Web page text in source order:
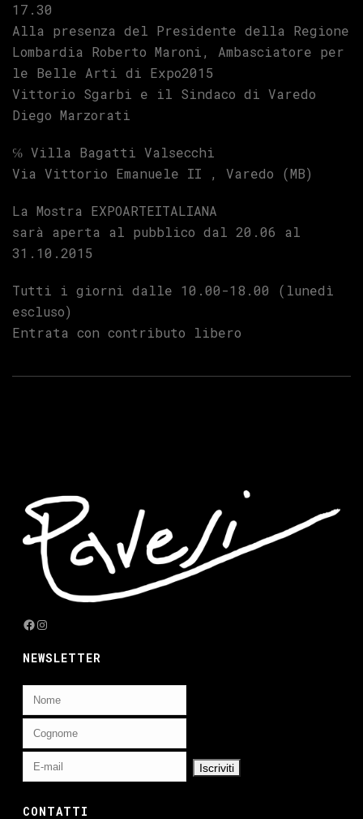
17.30
Alla presenza del Presidente della Regione
Lombardia Roberto Maroni, Ambasciatore per
le Belle Arti di Expo2015
Vittorio Sgarbi e il Sindaco di Varedo
Diego Marzorati
℅ Villa Bagatti Valsecchi
Via Vittorio Emanuele II , Varedo (MB)
La Mostra EXPOARTEITALIANA
sarà aperta al pubblico dal 20.06 al
31.10.2015
Tutti i giorni dalle 10.00-18.00 (lunedì
escluso)
Entrata con contributo libero
Facebook
Instagram
NEWSLETTER
CONTATTI